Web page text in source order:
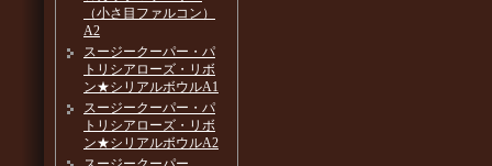
（小さ目ファルコン）
A2
スージークーパー・パ
トリシアローズ・リボ
ン★シリアルボウルA1
スージークーパー・パ
トリシアローズ・リボ
ン★シリアルボウルA2